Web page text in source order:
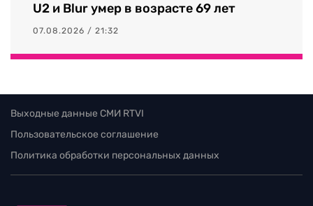
U2 и Blur умер в возрасте 69 лет
07.08.2026 / 21:32
Выходные данные СМИ RTVI
Пользовательское соглашение
Политика обработки персональных данных